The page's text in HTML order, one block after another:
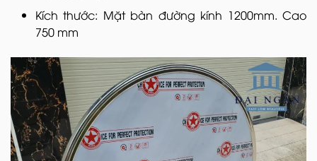
Kích thước: Mặt bàn đường kính 1200mm. Cao
750 mm